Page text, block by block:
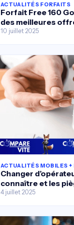
ACTUALITÉS FORFAITS
Forfait Free 160
des meilleures
10 juillet 2025
ACTUALITÉS MOBILES +
Changer
connaître et les
4 juillet 2025